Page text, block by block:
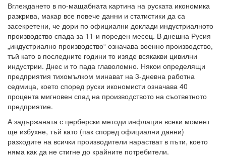
Вглеждането в по-мащабната картина на руската икономика
разкрива, макар все повече данни и статистики да са
засекретени, че дори по официални доклади индустриалното
производство спада за 11-и пореден месец. В днешна Русия
„индустриално производство“ означава военно производство,
тъй като в последните години то изяде всякакви цивилни
индустрии. Днес и то пада главоломно. Някои определящи
предприятия тихомълком минават на 3-дневна работна
седмица, което според руски икономисти означава 40
процента мигновен спад на производството на съответното
предприятие.
А задържаната с церберски методи инфлация всеки момент
ще избухне, тъй като (пак според официални данни)
разходите на всички производители нарастват в пъти, което
няма как да не стигне до крайните потребители.